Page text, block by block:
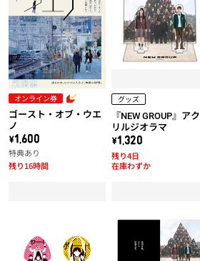
オンライン券
ゴースト・オブ・ウエ
ノ
\1,600
特典あり
残り16時間
グッズ
『NEW GROUP』アク
リルジオラマ
\1,320
在庫わずか
残り4日